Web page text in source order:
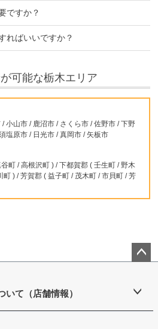
ですか？
ればいいですか？
可能な栃木エリア
小山市 / 鹿沼市 / さくら市 / 佐野市 / 下野
塩原市 / 日光市 / 真岡市 / 矢板市
町 / 高根沢町 ) / 下都賀郡 ( 壬生町 / 野木
町 ) / 芳賀郡 ( 益子町 / 茂木町 / 市貝町 / 芳
ップ
いて（店舗情報）